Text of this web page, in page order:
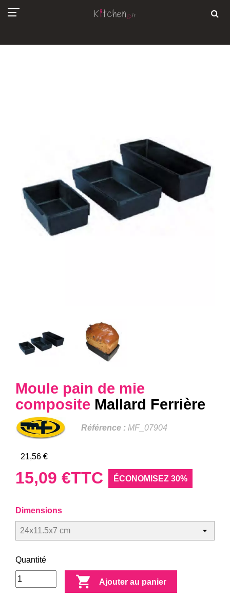
Moule pain de mie
composite Mallard Ferrière
Référence : MF_07904
21,56 €
15,09 €TTC ÉCONOMISEZ 30%
Dimensions
Quantité
 Ajouter au panier